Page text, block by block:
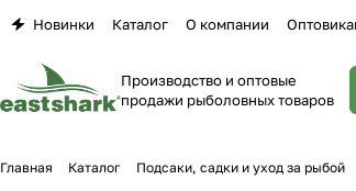
Новинки Каталог О компании
Производство и оптовые
продажи рыболовных товаров
Главная Каталог Подсаки, садки и уход за рыбой